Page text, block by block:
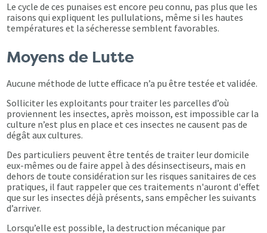
Le cycle de ces punaises est encore peu connu, pas plus que les
raisons qui expliquent les pullulations, même si les hautes
températures et la sécheresse semblent favorables.
Moyens de Lutte
Aucune méthode de lutte efficace n’a pu être testée et validée.
Solliciter les exploitants pour traiter les parcelles d’où
proviennent les insectes, après moisson, est impossible car la
culture n’est plus en place et ces insectes ne causent pas de
dégât aux cultures.
Des particuliers peuvent être tentés de traiter leur domicile
eux-mêmes ou de faire appel à des désinsectiseurs, mais en
dehors de toute considération sur les risques sanitaires de ces
pratiques, il faut rappeler que ces traitements n'auront d'effet
que sur les insectes déjà présents, sans empêcher les suivants
d’arriver.
Lorsqu’elle est possible, la destruction mécanique par